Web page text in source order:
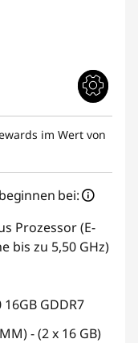
im Wert von
bei:
Prozessor (E-
bis zu 5,50 GHz)
GDDR7
- (2 x 16 GB)